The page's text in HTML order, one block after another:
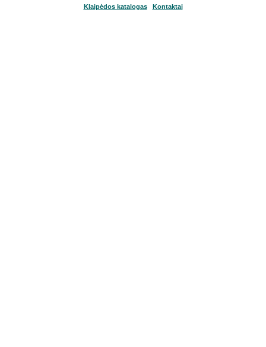
Klaipėdos katalogas Kontaktai